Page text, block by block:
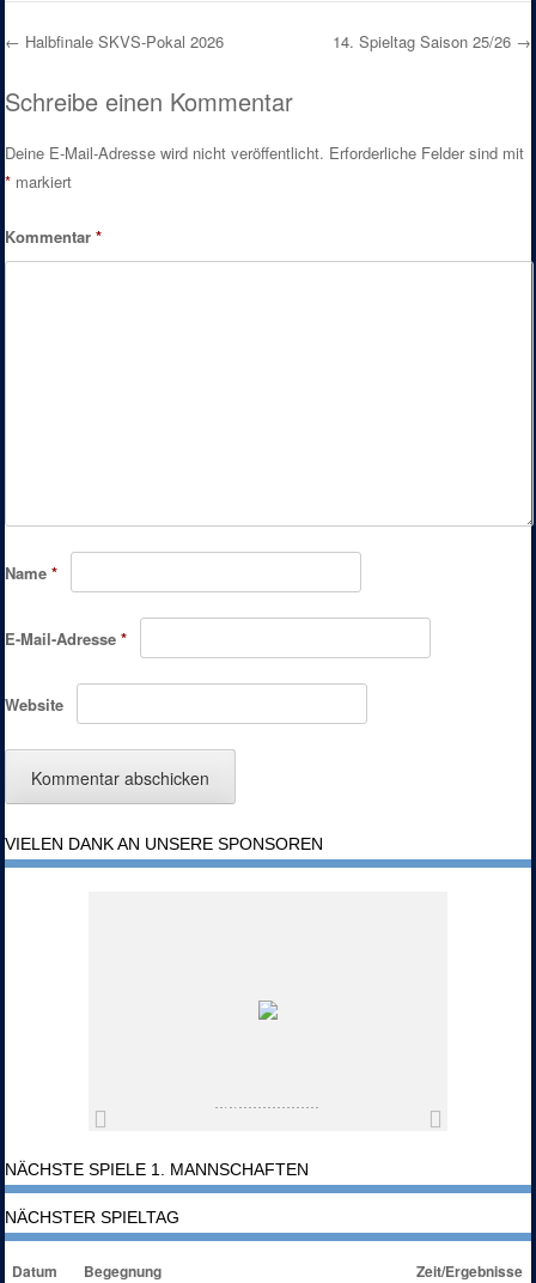
Post navigation
← Halbfinale SKVS-Pokal 2026 14. Spieltag Saison 25/26 →
Schreibe einen Kommentar
Deine E-Mail-Adresse wird nicht veröffentlicht. Erforderliche Felder sind mit
* markiert
Kommentar*
Name*
E-Mail-Adresse*
Website
VIELEN DANK AN UNSERE SPONSOREN
NÄCHSTE SPIELE 1. MANNSCHAFTEN
NÄCHSTER SPIELTAG
Datum Begegnung Zeit/Ergebnisse